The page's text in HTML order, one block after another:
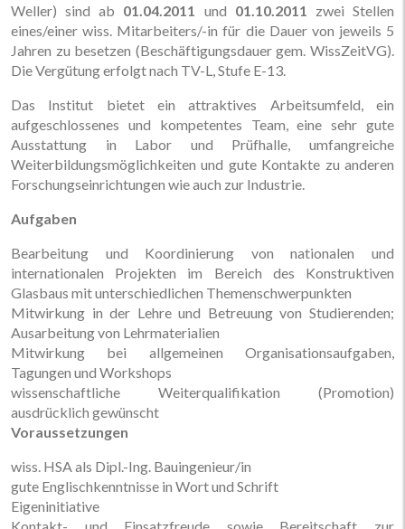
Weller) sind ab 01.04.2011 und 01.10.2011 zwei Stellen
eines/einer wiss. Mitarbeiters/-in für die Dauer von jeweils 5
Jahren zu besetzen (Beschäftigungsdauer gem. WissZeitVG).
Die Vergütung erfolgt nach TV-L, Stufe E-13.
Das Institut bietet ein attraktives Arbeitsumfeld, ein
aufgeschlossenes und kompetentes Team, eine sehr gute
Ausstattung in Labor und Prüfhalle, umfangreiche
Weiterbildungsmöglichkeiten und gute Kontakte zu anderen
Forschungseinrichtungen wie auch zur Industrie.
Aufgaben
Bearbeitung und Koordinierung von nationalen und
internationalen Projekten im Bereich des Konstruktiven
Glasbaus mit unterschiedlichen Themenschwerpunkten
Mitwirkung in der Lehre und Betreuung von Studierenden;
Ausarbeitung von Lehrmaterialien
Mitwirkung bei allgemeinen Organisationsaufgaben,
Tagungen und Workshops
wissenschaftliche Weiterqualifikation (Promotion)
ausdrücklich gewünscht
Voraussetzungen
wiss. HSA als Dipl.-Ing. Bauingenieur/in
gute Englischkenntnisse in Wort und Schrift
Eigeninitiative